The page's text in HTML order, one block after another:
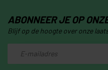
ABONNEER JE OP
Blijf op de hoogte over onze